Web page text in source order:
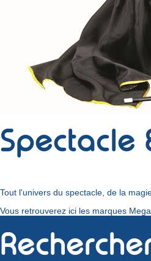
Spectacle
Tout l'univers du spectacle, de la
Vous retrouverez ici les marques